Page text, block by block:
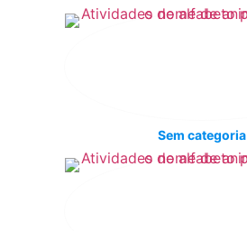
Sem categoria